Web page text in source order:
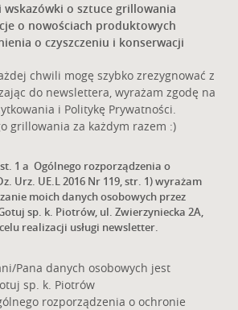
wskazówki o sztuce grillowania
o nowościach produktowych
o czyszczeniu i konserwacji
chwili mogę szybko zrezygnować z
do newslettera, wyrażam zgodę na
i Politykę Prywatności.
grillowania za każdym razem :)
1 a Ogólnego rozporządzenia o
Urz. UE.L 2016 Nr 119, str. 1) wyrażam
moich danych osobowych przez
sp. k. Piotrów, ul. Zwierzyniecka 2A,
realizacji usługi newsletter.
Pana danych osobowych jest
sp. k. Piotrów
rozporządzenia o ochronie